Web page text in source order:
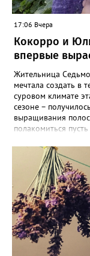
17:06 Вчера
Кокорро и
впервые
Жительница
мечтала создать в
суровом климате
сезоне –
выращивания
полакомиться
«Златоуст.инфо»
называемых
(он жёлтый и,
кило вызрел.
полосатиков в
подкармливаю. Не
бахчеводы из
землячке: арбуз
пропадет
норма зрелости